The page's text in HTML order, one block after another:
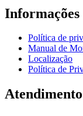
Informações
Política de
Manual de
Localização
Política de
Atendimento